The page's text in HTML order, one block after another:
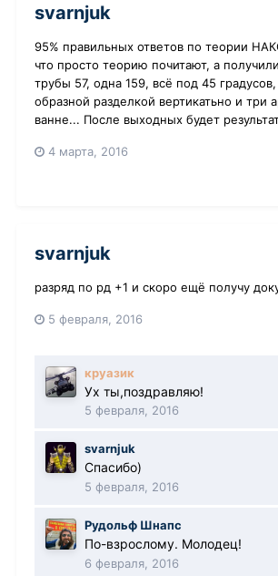
svarnjuk
95% правильных ответов по теории
что просто теорию почитают, а
трубы 57, одна 159, всё под 45
образной разделкой вертикатьно и три
ванне... После выходных будет
4 марта, 2016
svarnjuk
разряд по рд +1 и скоро ещё получу
5 февраля, 2016
круазик
Ух ты,поздравляю!
5 февраля, 2016
svarnjuk
Спасибо)
5 февраля, 2016
Рудольф Шнапс
По-взрослому. Молодец!
6 февраля, 2016